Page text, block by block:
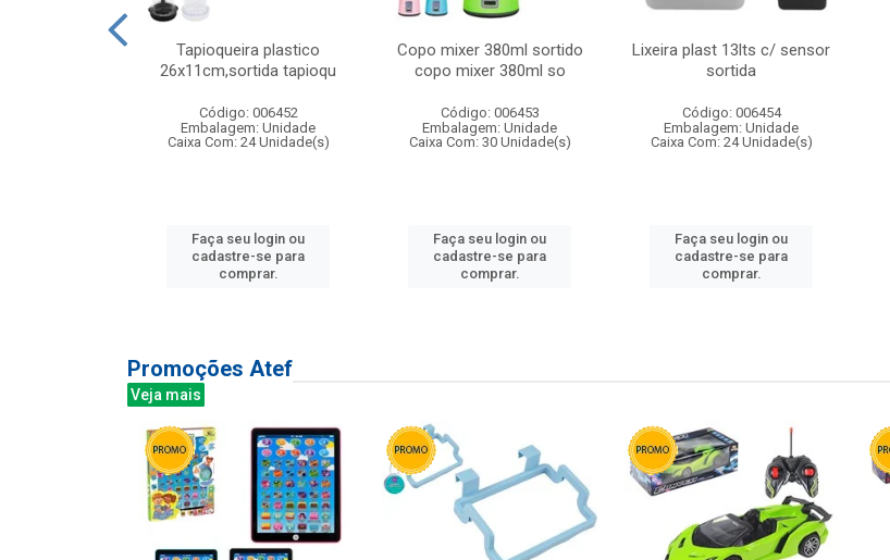
Tapioqueira plastico
26x11cm,sortida tapioqu
Código: 006452
Embalagem: Unidade
Caixa Com: 24 Unidade(s)
Faça seu login ou
cadastre-se para
comprar.
Copo mixer 380ml sortido
copo mixer 380ml so
Código: 006453
Embalagem: Unidade
Caixa Com: 30 Unidade(s)
Faça seu login ou
cadastre-se para
comprar.
Lixeira plast 13lts c/ sensor
sortida
Código: 006454
Embalagem: Unidade
Caixa Com: 24 Unidade(s)
Faça seu login ou
cadastre-se para
comprar.
Promoções Atef
Veja mais